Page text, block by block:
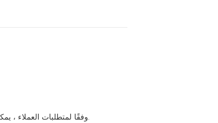
وفقًا لمتطلبات العملاء ، يمكننا أيضًا تخصيص سمك الصلب ولون المظهر والمعالجة المضادة للوقوف وألواح الجدران والألواح السفلية ، إلخ.